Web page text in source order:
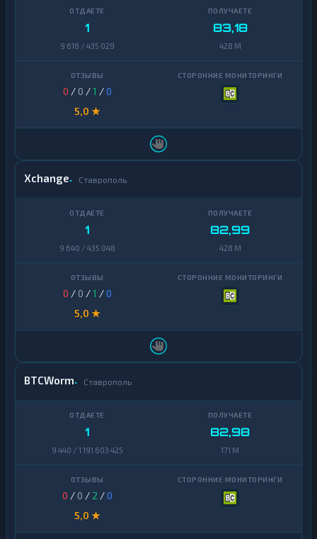
1
9 618 / 435 029
83,18
428 M
0 / 0 /1 /0
5,0 ★
Xchange Ставрополь
1
9 640 / 435 048
82,99
428 M
0 / 0 /1 /0
5,0 ★
BTCWorm Ставрополь
1
9 440 / 1 191 603 425
82,98
171 M
0 / 0 / 2 /0
5,0 ★